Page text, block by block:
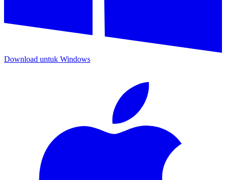
Download untuk Windows